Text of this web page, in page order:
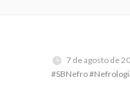
7 de agosto de
#SBNefro